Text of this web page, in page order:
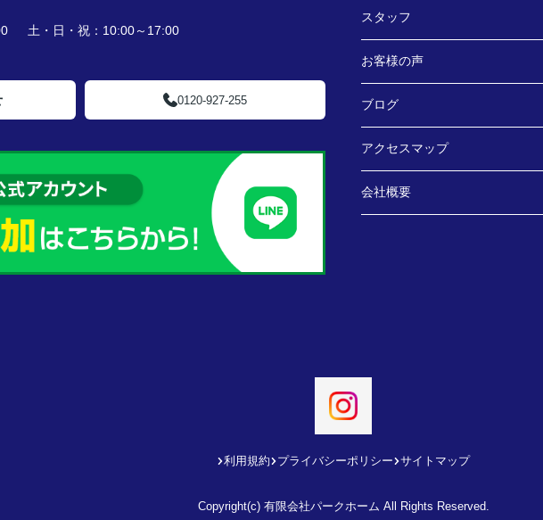
土・日・祝：10:00～17:00
0120-927-255
スタッフ
お客様の声
ブログ
アクセスマップ
会社概要
利用規約 プライバシーポリシー サイトマップ
Copyright(c) 有限会社パークホーム All Rights Reserved.